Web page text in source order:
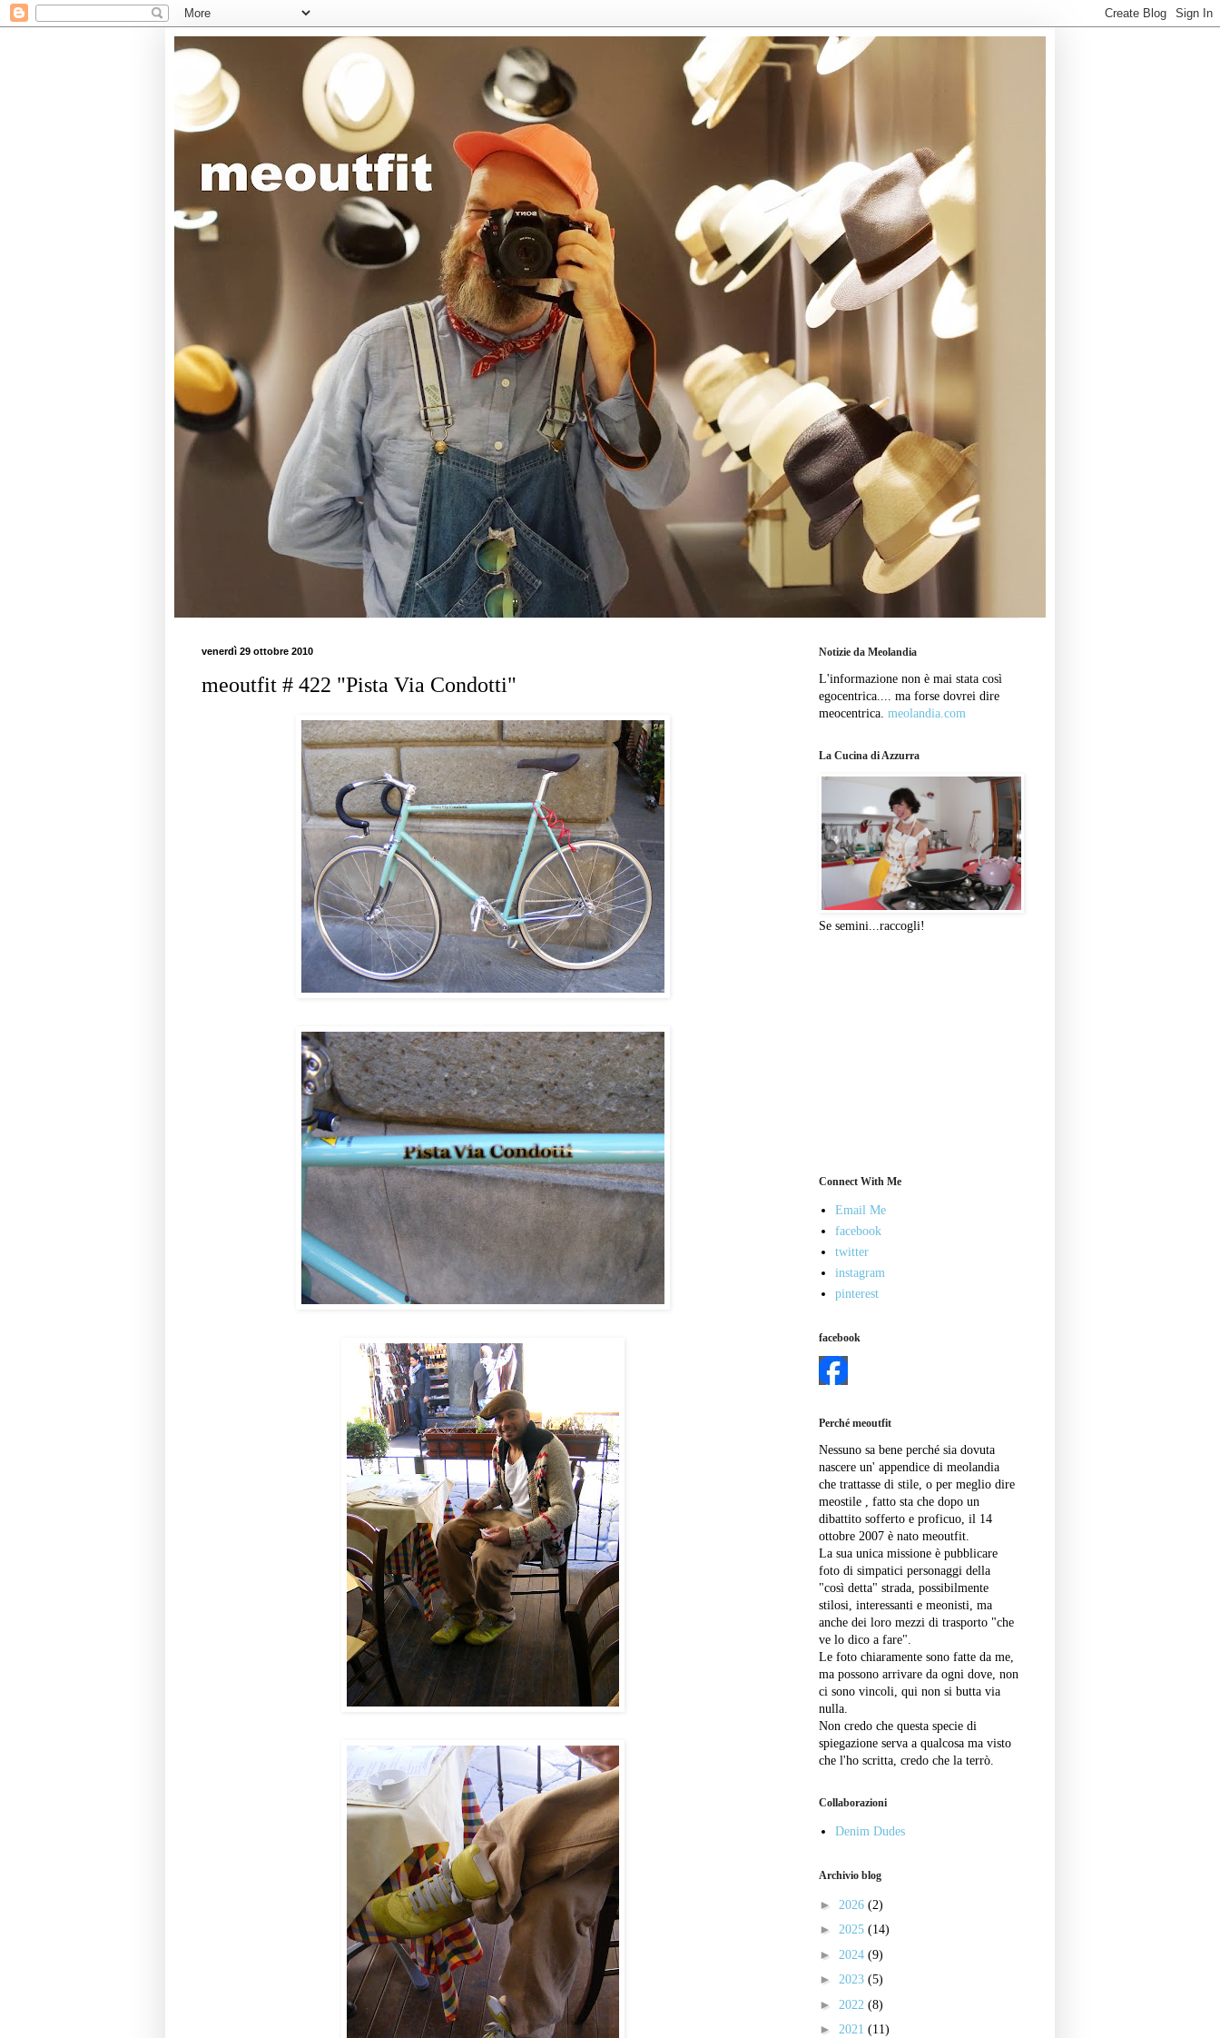
venerdì 29 ottobre 2010
meoutfit # 422 "Pista Via Condotti"
Notizie da Meolandia
L'informazione non è mai stata così
egocentrica.... ma forse dovrei dire
meocentrica. meolandia.com
La Cucina di Azzurra
Se semini...raccogli!
Connect With Me
Email Me
facebook
twitter
instagram
pinterest
facebook
Perché meoutfit
Nessuno sa bene perché sia dovuta
nascere un' appendice di meolandia
che trattasse di stile, o per meglio dire
meostile , fatto sta che dopo un
dibattito sofferto e proficuo, il 14
ottobre 2007 è nato meoutfit.
La sua unica missione è pubblicare
foto di simpatici personaggi della
"così detta" strada, possibilmente
stilosi, interessanti e meonisti, ma
anche dei loro mezzi di trasporto "che
ve lo dico a fare".
Le foto chiaramente sono fatte da me,
ma possono arrivare da ogni dove, non
ci sono vincoli, qui non si butta via
nulla.
Non credo che questa specie di
spiegazione serva a qualcosa ma visto
che l'ho scritta, credo che la terrò.
Collaborazioni
Denim Dudes
Archivio blog
► 2026 (2)
► 2025 (14)
► 2024 (9)
► 2023 (5)
► 2022 (8)
► 2021 (11)